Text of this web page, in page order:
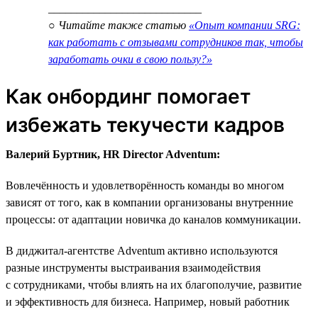
○ Читайте также статью «Опыт компании SRG:
как работать с отзывами сотрудников так, чтобы
заработать очки в свою пользу?»
Как онбординг помогает
избежать текучести кадров
Валерий Буртник, HR Director Adventum:
Вовлечённость и удовлетворённость команды во многом
зависят от того, как в компании организованы внутренние
процессы: от адаптации новичка до каналов коммуникации.
В диджитал-агентстве Adventum активно используются
разные инструменты выстраивания взаимодействия
с сотрудниками, чтобы влиять на их благополучие, развитие
и эффективность для бизнеса. Например, новый работник